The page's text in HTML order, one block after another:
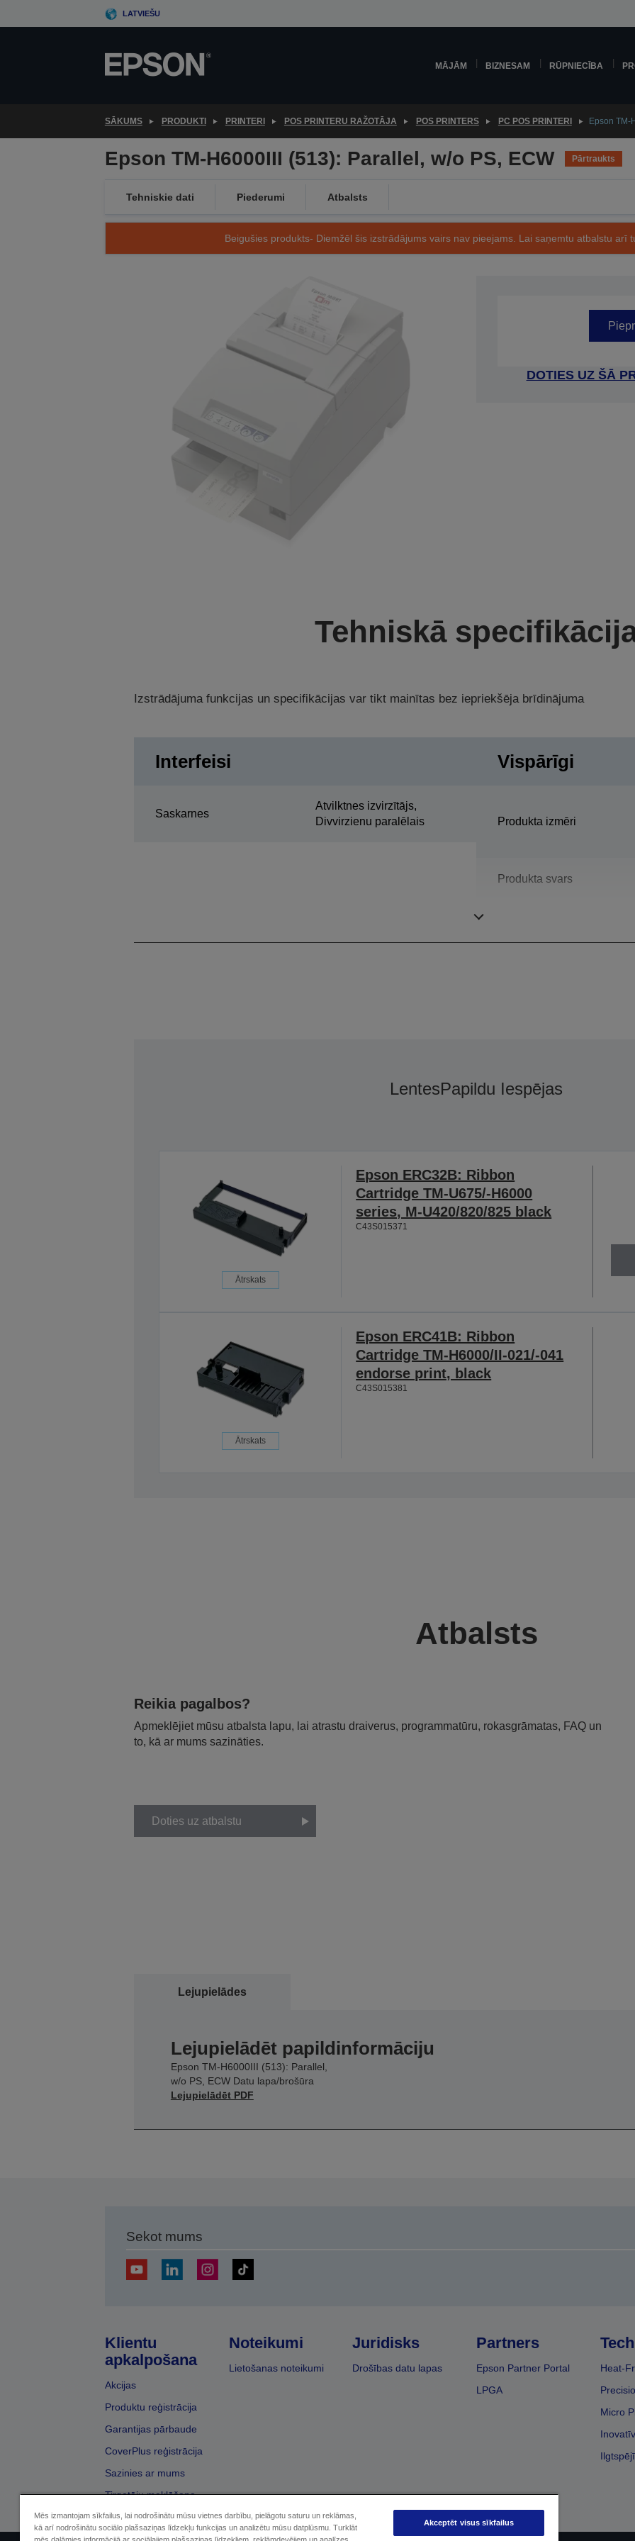
to
LATVIEŠU
MĀJĀM BIZNESAM RŪPNIECĪBA
SĀKUMS PRODUKTI PRINTERI POS PRINTERU RAŽOTĀJA POS PRINTERS PC POS PRINTERI Epson TM-
Epson TM-H6000III (513): Parallel, w/o PS, ECW Pārtraukts
Tehniskie dati Piederumi Atbalsts
Beigušies produkts- Diemžēl šis izstrādājums vairs nav pieejams. Lai saņemtu atbalstu arī
DOTIES UZ ŠĀ
Tehniskā
Izstrādājuma funkcijas un specifikācijas var tikt mainītas bez iepriekšēja brīdinājuma
Interfeisi
Saskarnes
Atvilktnes izvirzītājs,
Divvirzienu paralēlais
Vispārīgi
Produkta izmēri
Produkta svars
LentesPapildu Iespējas
Ātrskats
Epson ERC32B: Ribbon
Cartridge TM-U675/-H6000
series, M-U420/820/825 black
C43S015371
Ātrskats
Epson ERC41B: Ribbon
Cartridge TM-H6000/II-021/-041
endorse print, black
C43S015381
Atbalsts
Reikia pagalbos?
Apmeklējiet mūsu atbalsta lapu, lai atrastu draiverus, programmatūru, rokasgrāmatas, FAQ un
to, kā ar mums sazināties.
Doties uz atbalstu
Lejupielādes
Lejupielādēt papildinformāciju
Epson TM-H6000III (513): Parallel,
w/o PS, ECW Datu lapa/brošūra
Lejupielādēt PDF
Sekot mums
Klientu
apkalpošana
Akcijas
Produktu reģistrācija
Garantijas pārbaude
CoverPlus reģistrācija
Sazinies ar mums
Tirgotāju meklēšana
Noteikumi
Lietošanas noteikumi
Juridisks
Drošības datu lapas
Partners
Epson Partner Portal
LPGA
Heat-
Micro
Mēs izmantojam sīkfailus, lai nodrošinātu mūsu vietnes darbību, pielāgotu saturu un reklāmas,
kā arī nodrošinātu sociālo plašsaziņas līdzekļu funkcijas un analizētu mūsu datplūsmu. Turklāt
Akceptēt visus sīkfailus